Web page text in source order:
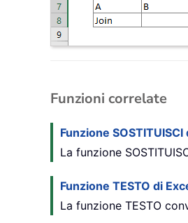
Funzioni correlate
Funzione SOSTITUISCI
La funzione
Funzione TESTO di
La funzione TESTO